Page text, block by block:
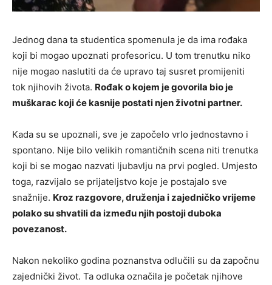
Jednog dana ta studentica spomenula je da ima rođaka
koji bi mogao upoznati profesoricu. U tom trenutku niko
nije mogao naslutiti da će upravo taj susret promijeniti
tok njihovih života. Rođak o kojem je govorila bio je
muškarac koji će kasnije postati njen životni partner.
Kada su se upoznali, sve je započelo vrlo jednostavno i
spontano. Nije bilo velikih romantičnih scena niti trenutka
koji bi se mogao nazvati ljubavlju na prvi pogled. Umjesto
toga, razvijalo se prijateljstvo koje je postajalo sve
snažnije. Kroz razgovore, druženja i zajedničko vrijeme
polako su shvatili da između njih postoji duboka
povezanost.
Nakon nekoliko godina poznanstva odlučili su da započnu
zajednički život. Ta odluka označila je početak njihove